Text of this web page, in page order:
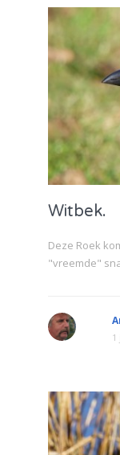
Witbek.
Deze Roek
"vreemde"
1